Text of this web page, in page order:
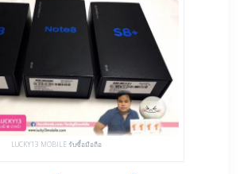
LUCKY13 MOBILE รับซื้อมือถือ